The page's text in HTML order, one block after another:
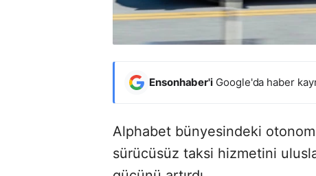
Ensonhaber'i Google'da haber
Alphabet bünyesindeki
sürücüsüz taksi hizmetini